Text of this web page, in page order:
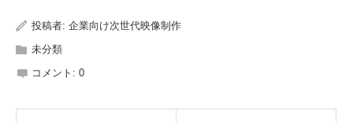
投稿者: 企業向け次世代映像制作
未分類
コメント: 0